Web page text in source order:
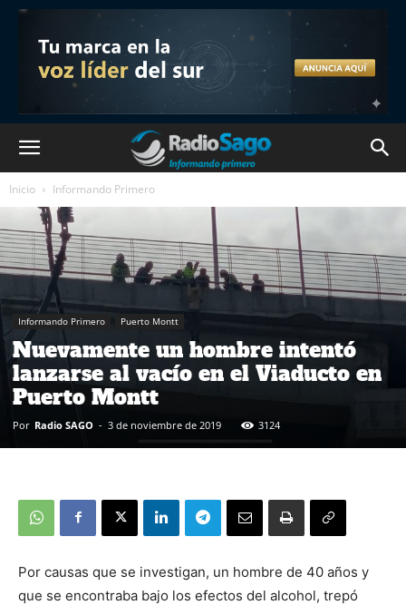
Inicio Informando Primero
Informando Primero Puerto Montt
Nuevamente un hombre intentó
lanzarse al vacío en el Viaducto en
Puerto Montt
Por Radio SAGO - 3 de noviembre de 2019 3124
Por causas que se investigan, un hombre de 40 años y
que se encontraba bajo los efectos del alcohol, trepó